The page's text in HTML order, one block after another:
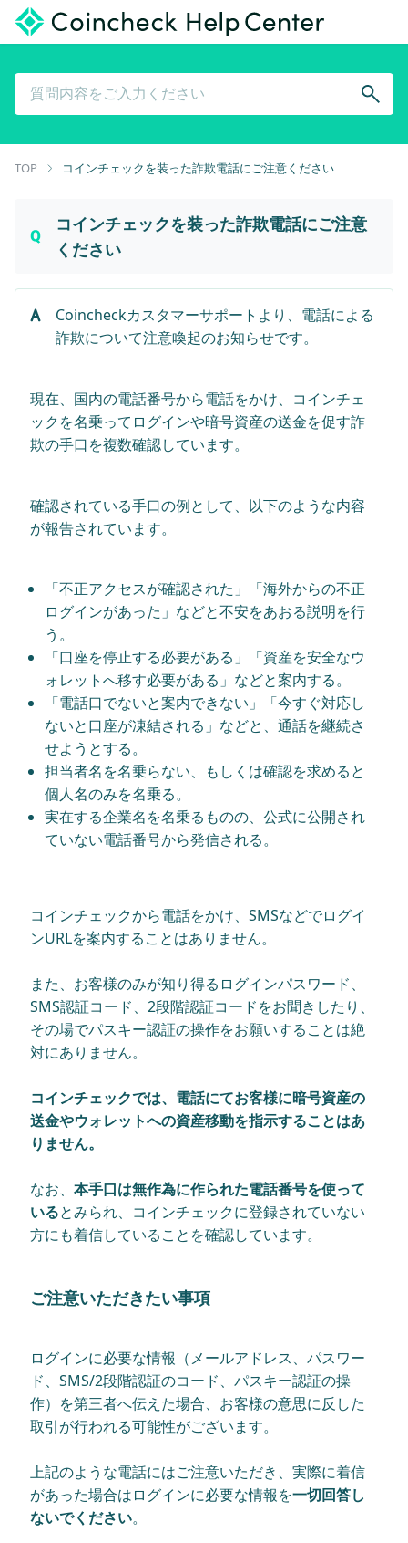
TOP コインチェックを装った詐欺電話にご注意ください
コインチェックを装った詐欺電話にご注意
ください
Coincheckカスタマーサポートより、電話による
現在、国内の電話番号から電話をかけ、コインチェ
ックを名乗ってログインや暗号資産の送金を促す詐
確認されている手口の例として、以下のような内容
が報告されています。
「不正アクセスが確認された」「海外からの不正
ログインがあった」などと不安をあおる説明を行
う。
「口座を停止する必要がある」「資産を安全なウ
ォレットへ移す必要がある」などと案内する。
「電話口でないと案内できない」「今すぐ対応し
ないと口座が凍結される」などと、通話を継続さ
せようとする。
担当者名を名乗らない、もしくは確認を求めると
個人名のみを名乗る。
実在する企業名を名乗るものの、公式に公開され
ていない電話番号から発信される。
コインチェックから電話をかけ、SMSなどでログイ
ンURLを案内することはありません。
また、お客様のみが知り得るログインパスワード、
SMS認証コード、2段階認証コードをお聞きしたり、
その場でパスキー認証の操作をお願いすることは絶
対にありません。
コインチェックでは、電話にてお客様に暗号資産の
送金やウォレットへの資産移動を指示することはあ
りません。
なお、 本手口は無作為に作られた電話番号を使って
いるとみられ、コインチェックに登録されていない
方にも着信していることを確認しています。
ご注意いただきたい事項
ログインに必要な情報（メールアドレス、パスワー
ド、SMS/2段階認証のコード、パスキー認証の操
作）を第三者へ伝えた場合、お客様の意思に反した
取引が行われる可能性がございます。
上記のような電話にはご注意いただき、実際に着信
があった場合はログインに必要な情報を一切回答し
ないでください。